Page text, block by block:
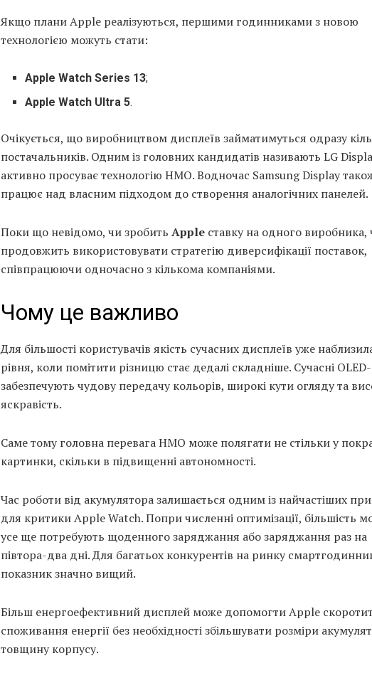
Якщо плани Apple реалізуються, першими годинниками з новою
технологією можуть стати:
Apple Watch Series 13;
Apple Watch Ultra 5.
Очікується, що виробництвом дисплеїв займатимуться одразу
постачальників. Одним із головних кандидатів називають LG
активно просуває технологію HMO. Водночас Samsung Display
працює над власним підходом до створення аналогічних панелей.
Поки що невідомо, чи зробить Apple ставку на одного виробника,
продовжить використовувати стратегію диверсифікації поставок,
співпрацюючи одночасно з кількома компаніями.
Чому це важливо
Для більшості користувачів якість сучасних дисплеїв уже
рівня, коли помітити різницю стає дедалі складніше. Сучасні
забезпечують чудову передачу кольорів, широкі кути огляду та
яскравість.
Саме тому головна перевага HMO може полягати не стільки у
картинки, скільки в підвищенні автономності.
Час роботи від акумулятора залишається одним із найчастіших
для критики Apple Watch. Попри численні оптимізації, більшість
усе ще потребують щоденного заряджання або заряджання раз на
півтора-два дні. Для багатьох конкурентів на ринку
показник значно вищий.
Більш енергоефективний дисплей може допомогти Apple
споживання енергії без необхідності збільшувати розміри
товщину корпусу.